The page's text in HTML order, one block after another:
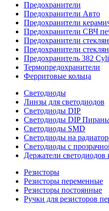
Предохранители
Предохранители Авто
Предохранители
Предохранители СВЧ
Предохранители
Предохранители
Предохранитель 382
Термопредохранители
Ферритовые кольца
Светодиоды
Линзы для светодиодов
Светодиоды DIP
Светодиоды DIP
Светодиоды SMD
Светодиоды на
Светодиоды с
Держатели
Резисторы
Резисторы переменные
Резисторы постоянные
Ручки для резисторов